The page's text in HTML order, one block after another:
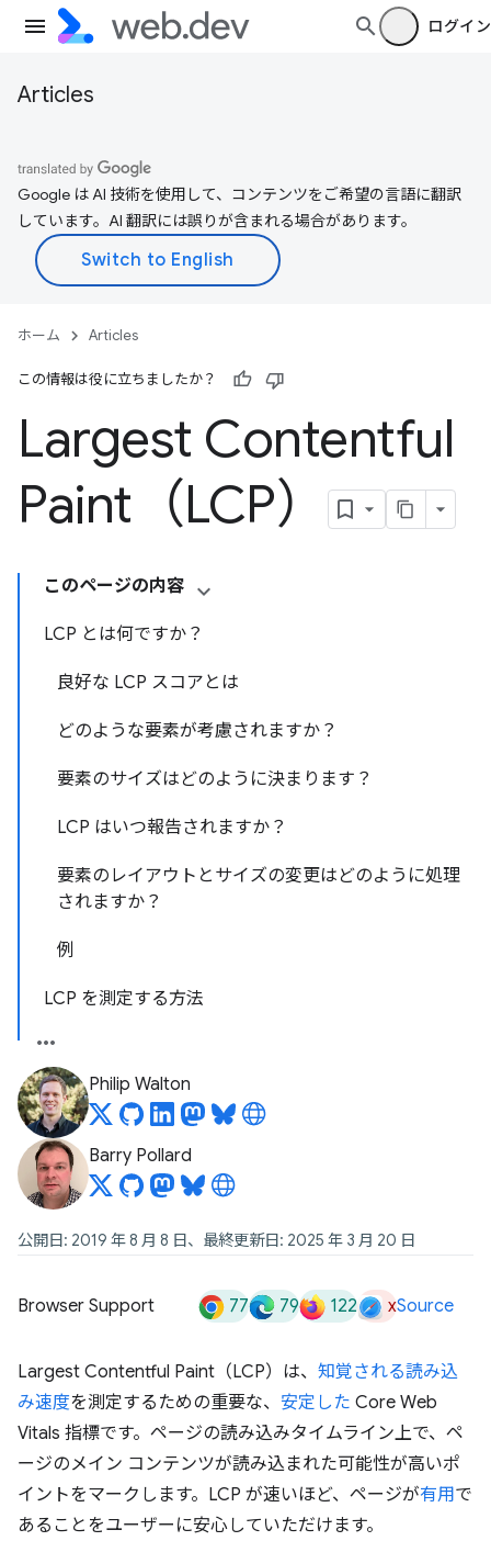
ログイン
Articles
Google は AI 技術を使用して、コンテンツをご希望の言語に翻訳
しています。AI 翻訳には誤りが含まれる場合があります。
ホーム Articles
この情報は役に立ちましたか？
Largest Contentful
Paint（LCP）
このページの内容
LCP とは何ですか？
良好な LCP スコアとは
どのような要素が考慮されますか？
要素のサイズはどのように決まります？
LCP はいつ報告されますか？
要素のレイアウトとサイズの変更はどのように処理
されますか？
例
LCP を測定する方法
Philip Walton
Barry Pollard
公開日: 2019 年 8 月 8 日、最終更新日: 2025 年 3 月 20 日
Browser Support 77 79 122 xSource
Largest Contentful Paint（LCP）は、 知覚される読み込
み速度を測定するための重要な、 安定した Core Web
Vitals 指標です。ページの読み込みタイムライン上で、ペ
ージのメイン コンテンツが読み込まれた可能性が高いポ
イントをマークします。LCP が速いほど、ページが有用で
あることをユーザーに安心していただけます。